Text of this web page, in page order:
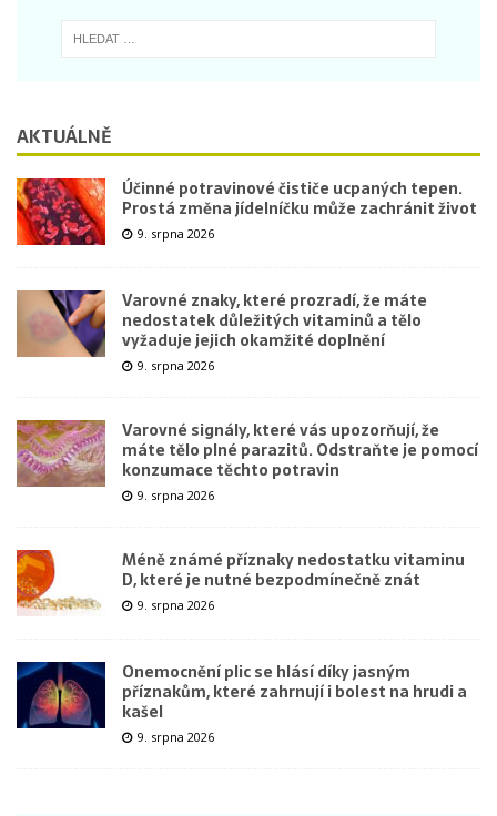
AKTUÁLNĚ
Účinné potravinové čističe ucpaných tepen.
Prostá změna jídelníčku může zachránit život
9. srpna 2026
Varovné znaky, které prozradí, že máte
nedostatek důležitých vitaminů a tělo
vyžaduje jejich okamžité doplnění
9. srpna 2026
Varovné signály, které vás upozorňují, že
máte tělo plné parazitů. Odstraňte je pomocí
konzumace těchto potravin
9. srpna 2026
Méně známé příznaky nedostatku vitaminu
D, které je nutné bezpodmínečně znát
9. srpna 2026
Onemocnění plic se hlásí díky jasným
příznakům, které zahrnují i bolest na hrudi a
kašel
9. srpna 2026